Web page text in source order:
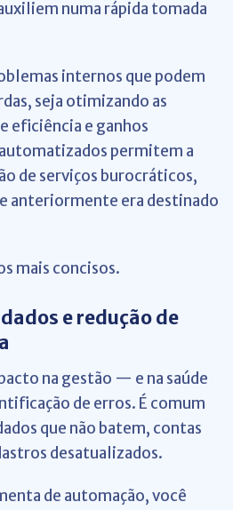
numa rápida tomada
internos que podem
seja otimizando as
eficiência e ganhos
permitem a
de serviços burocráticos,
anteriormente era destinado
mais concisos.
e redução de
na gestão — e na saúde
de erros. É comum
que não batem, contas
desatualizados.
de automação, você